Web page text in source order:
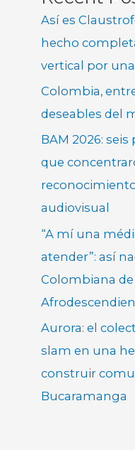
Así es
hecho
vertical por
Colombia,
deseables del
BAM 2026:
que
audiovisual
“A mí una
atender”: así
Colombiana
Aurora: el
slam en una
construir
Bucaramanga